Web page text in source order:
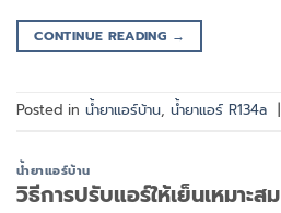
CONTINUE READING →
Posted in น้ำยาแอร์บ้าน, น้ำยาแอร์ R134a |
น้ำยาแอร์บ้าน
วิธีการปรับแอร์ให้เย็นเหมาะสม